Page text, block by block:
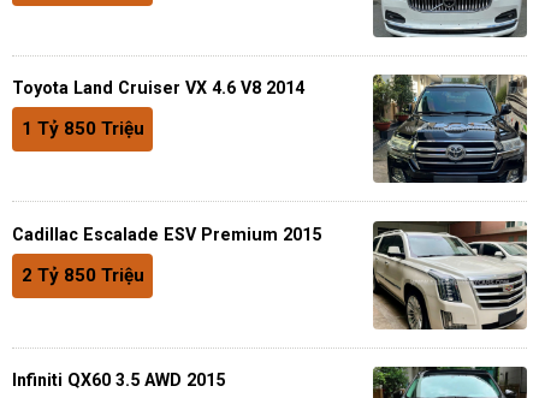
Toyota Land Cruiser VX 4.6 V8 2014
1 Tỷ 850 Triệu
Cadillac Escalade ESV Premium 2015
2 Tỷ 850 Triệu
Infiniti QX60 3.5 AWD 2015